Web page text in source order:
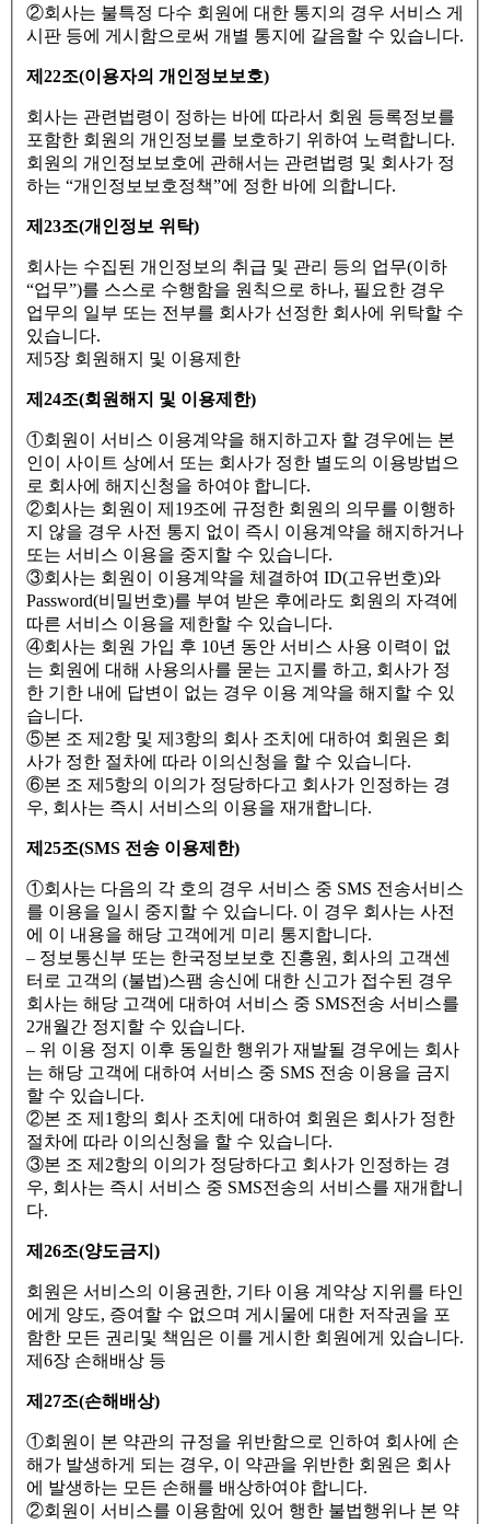
②회사는 불특정 다수 회원에 대한 통지의 경우 서비스 게
시판 등에 게시함으로써 개별 통지에 갈음할 수 있습니다.
제22조(이용자의 개인정보보호)
회사는 관련법령이 정하는 바에 따라서 회원 등록정보를
포함한 회원의 개인정보를 보호하기 위하여 노력합니다.
회원의 개인정보보호에 관해서는 관련법령 및 회사가 정
하는 “개인정보보호정책”에 정한 바에 의합니다.
제23조(개인정보 위탁)
회사는 수집된 개인정보의 취급 및 관리 등의 업무(이하
“업무”)를 스스로 수행함을 원칙으로 하나, 필요한 경우
업무의 일부 또는 전부를 회사가 선정한 회사에 위탁할 수
있습니다.
제5장 회원해지 및 이용제한
제24조(회원해지 및 이용제한)
①회원이 서비스 이용계약을 해지하고자 할 경우에는 본
인이 사이트 상에서 또는 회사가 정한 별도의 이용방법으
로 회사에 해지신청을 하여야 합니다.
②회사는 회원이 제19조에 규정한 회원의 의무를 이행하
지 않을 경우 사전 통지 없이 즉시 이용계약을 해지하거나
또는 서비스 이용을 중지할 수 있습니다.
③회사는 회원이 이용계약을 체결하여 ID(고유번호)와
Password(비밀번호)를 부여 받은 후에라도 회원의 자격에
따른 서비스 이용을 제한할 수 있습니다.
④회사는 회원 가입 후 10년 동안 서비스 사용 이력이 없
는 회원에 대해 사용의사를 묻는 고지를 하고, 회사가 정
한 기한 내에 답변이 없는 경우 이용 계약을 해지할 수 있
습니다.
⑤본 조 제2항 및 제3항의 회사 조치에 대하여 회원은 회
사가 정한 절차에 따라 이의신청을 할 수 있습니다.
⑥본 조 제5항의 이의가 정당하다고 회사가 인정하는 경
우, 회사는 즉시 서비스의 이용을 재개합니다.
제25조(SMS 전송 이용제한)
①회사는 다음의 각 호의 경우 서비스 중 SMS 전송서비스
를 이용을 일시 중지할 수 있습니다. 이 경우 회사는 사전
에 이 내용을 해당 고객에게 미리 통지합니다.
– 정보통신부 또는 한국정보보호 진흥원, 회사의 고객센
터로 고객의 (불법)스팸 송신에 대한 신고가 접수된 경우
회사는 해당 고객에 대하여 서비스 중 SMS전송 서비스를
2개월간 정지할 수 있습니다.
– 위 이용 정지 이후 동일한 행위가 재발될 경우에는 회사
는 해당 고객에 대하여 서비스 중 SMS 전송 이용을 금지
할 수 있습니다.
②본 조 제1항의 회사 조치에 대하여 회원은 회사가 정한
절차에 따라 이의신청을 할 수 있습니다.
③본 조 제2항의 이의가 정당하다고 회사가 인정하는 경
우, 회사는 즉시 서비스 중 SMS전송의 서비스를 재개합니
다.
제26조(양도금지)
회원은 서비스의 이용권한, 기타 이용 계약상 지위를 타인
에게 양도, 증여할 수 없으며 게시물에 대한 저작권을 포
함한 모든 권리및 책임은 이를 게시한 회원에게 있습니다.
제6장 손해배상 등
제27조(손해배상)
①회원이 본 약관의 규정을 위반함으로 인하여 회사에 손
해가 발생하게 되는 경우, 이 약관을 위반한 회원은 회사
에 발생하는 모든 손해를 배상하여야 합니다.
②회원이 서비스를 이용함에 있어 행한 불법행위나 본 약